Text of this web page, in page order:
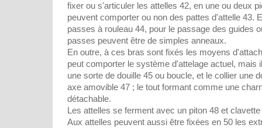
fixer ou s'articuler les attelles 42, en une ou deux
peuvent comporter ou non des pattes d'attelle 43.
passes à rouleau 44, pour le passage des guides
passes peuvent être de simples anneaux.
En outre, à ces bras sont fixés les moyens
peut comporter le système d'attelage actuel, mais
une sorte de douille 45 ou boucle, et le collier une
axe amovible 47 ; le tout formant comme une
détachable.
Les attelles se ferment avec un piton 48 et
Aux attelles peuvent aussi être fixées en 50 les